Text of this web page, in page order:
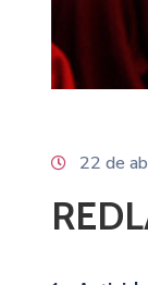
22 de